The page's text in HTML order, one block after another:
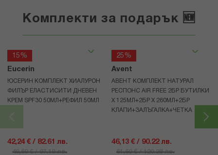
Комплекти за подарък 🆕
15%
Eucerin
ЮСЕРИН КОМПЛЕКТ ХИАЛУРОН
ФИЛЪР ЕЛАСТИСИТИ ДНЕВЕН
КРЕМ SPF30 50МЛ+РЕФИЛ 50МЛ
42,24 € / 82.61 лв.
49,69 € / 97.19 лв.
25%
Avent
АВЕНТ КОМПЛЕКТ НАТУРАЛ
РЕСПОНС AIR FREE 2БР БУТИЛКИ
Х 125МЛ+2БР Х 260МЛ+2БР
КЛАПИ+ЗАЛЪГАЛКА+ЧЕТКА
46,13 € / 90.22 лв.
61,50 € / 120.28 лв.